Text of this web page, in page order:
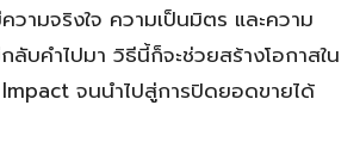
ามจริงใจ ความเป็นมิตร และความ
ลับคำไปมา วิธีนี้ก็จะช่วยสร้างโอกาสใน
จนนำไปสู่การปิดยอดขายได้